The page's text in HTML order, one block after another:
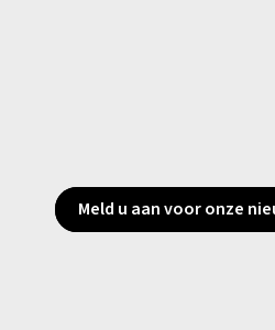
Meld u aan voor onze